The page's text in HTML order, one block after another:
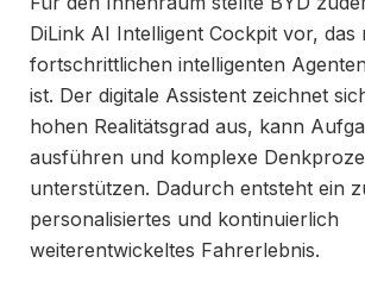
DiLink AI Intelligent Cockpit vor, das
fortschrittlichen intelligenten
ist. Der digitale Assistent zeichnet
hohen Realitätsgrad aus, kann
ausführen und komplexe
unterstützen. Dadurch entsteht ein
personalisiertes und kontinuierlich
weiterentwickeltes Fahrerlebnis.